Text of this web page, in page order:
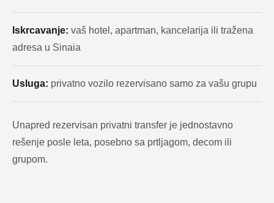
Iskrcavanje: vaš hotel, apartman, kancelarija ili tražena
adresa u Sinaia
Usluga: privatno vozilo rezervisano samo za vašu grupu
Unapred rezervisan privatni transfer je jednostavno
rešenje posle leta, posebno sa prtljagom, decom ili
grupom.